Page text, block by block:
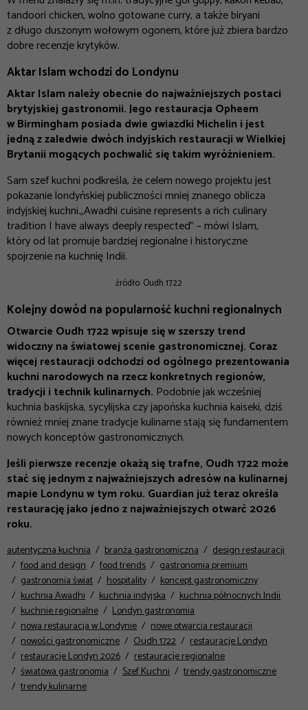
tandoori chicken, wolno gotowane curry, a także biryani
z długo duszonym wołowym ogonem, które już zbiera bardzo
dobre recenzje krytyków.
Aktar Islam wchodzi do Londynu
Aktar Islam należy obecnie do najważniejszych postaci
brytyjskiej gastronomii. Jego restauracja Opheem
w Birmingham posiada dwie gwiazdki Michelin i jest
jedną z zaledwie dwóch indyjskich restauracji w Wielkiej
Brytanii mogących pochwalić się takim wyróżnieniem.
Sam szef kuchni podkreśla, że celem nowego projektu jest
pokazanie londyńskiej publiczności mniej znanego oblicza
indyjskiej kuchni.„Awadhi cuisine represents a rich culinary
tradition I have always deeply respected” – mówi Islam,
który od lat promuje bardziej regionalne i historyczne
spojrzenie na kuchnię Indii.
źródło: Oudh 1722
Kolejny dowód na popularność kuchni regionalnych
Otwarcie Oudh 1722 wpisuje się w szerszy trend
widoczny na światowej scenie gastronomicznej. Coraz
więcej restauracji odchodzi od ogólnego prezentowania
kuchni narodowych na rzecz konkretnych regionów,
tradycji i technik kulinarnych. Podobnie jak wcześniej
kuchnia baskijska, sycylijska czy japońska kuchnia kaiseki, dziś
również mniej znane tradycje kulinarne stają się fundamentem
nowych konceptów gastronomicznych.
Jeśli pierwsze recenzje okażą się trafne, Oudh 1722 może
stać się jednym z najważniejszych adresów na kulinarnej
mapie Londynu w tym roku. Guardian już teraz określa
restaurację jako jedno z najważniejszych otwarć 2026
roku.
autentyczna kuchnia branża gastronomiczna
design restauracji
food and design
food trends
gastronomia premium
gastronomia świat
hospitality
koncept gastronomiczny
kuchnia Awadhi
kuchnia indyjska
kuchnia północnych Indii
kuchnie regionalne
Londyn gastronomia
nowa restauracja w Londynie
nowe otwarcia restauracji
nowości gastronomiczne
Oudh 1722
restauracje Londyn
restauracje Londyn 2026
restauracje regionalne
światowa gastronomia
Szef Kuchni
trendy gastronomiczne
trendy kulinarne